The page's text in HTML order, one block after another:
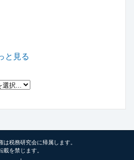
と見る
税務研究会に帰属します。
を禁じます。